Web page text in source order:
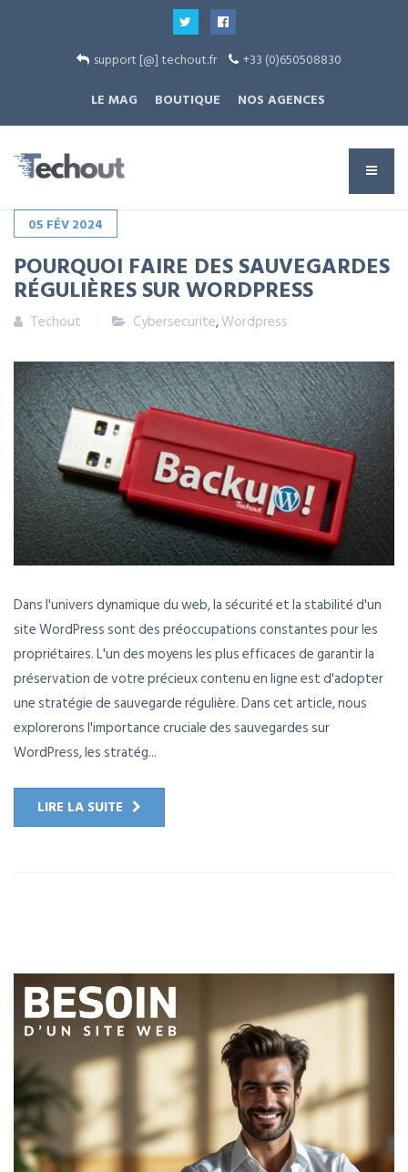
support [@] techout.fr
+33 (0)650508830
LE MAG
BOUTIQUE NOS AGENCES
05 FÉV2024
POURQUOI FAIRE DES SAUVEGARDES
RÉGULIÈRES SUR WORDPRESS
Techout Cybersecurite,Wordpress
Dans l'univers dynamique du web, la sécurité et la stabilité d'un
site WordPress sont des préoccupations constantes pour les
propriétaires. L'un des moyens les plus efficaces de garantir la
préservation de votre précieux contenu en ligne est d'adopter
une stratégie de sauvegarde régulière. Dans cet article, nous
explorerons l'importance cruciale des sauvegardes sur
WordPress, les stratég...
LIRE LA SUITE